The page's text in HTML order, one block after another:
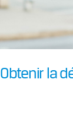
Obtenir la